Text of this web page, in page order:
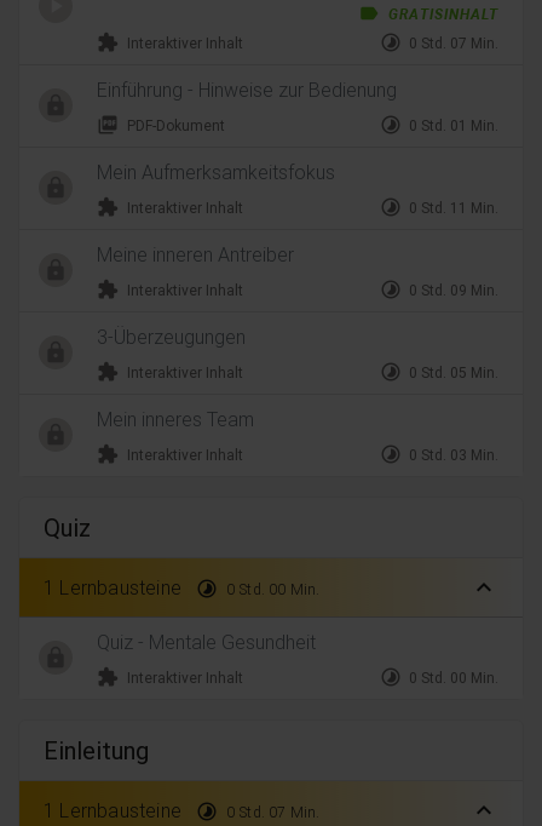
label GRATISINHALT
extension Interaktiver Inhalt timelapse 0 Std. 07 Min.
Einführung - Hinweise zur Bedienung
picture_as_pdf PDF-Dokument timelapse 0 Std. 01 Min.
Mein Aufmerksamkeitsfokus
extension Interaktiver Inhalt timelapse 0 Std. 11 Min.
Meine inneren Antreiber
extension Interaktiver Inhalt timelapse 0 Std. 09 Min.
3-Überzeugungen
extension Interaktiver Inhalt timelapse 0 Std. 05 Min.
Mein inneres Team
extension Interaktiver Inhalt timelapse 0 Std. 03 Min.
Quiz
1 Lernbausteine timelapse 0 Std. 00 Min. expand_less
Quiz - Mentale Gesundheit
extension Interaktiver Inhalt timelapse 0 Std. 00 Min.
Einleitung
1 Lernbausteine timelapse 0 Std. 07 Min. expand_less